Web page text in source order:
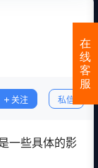
关注 私信
一些具体的影
在
线
客
服